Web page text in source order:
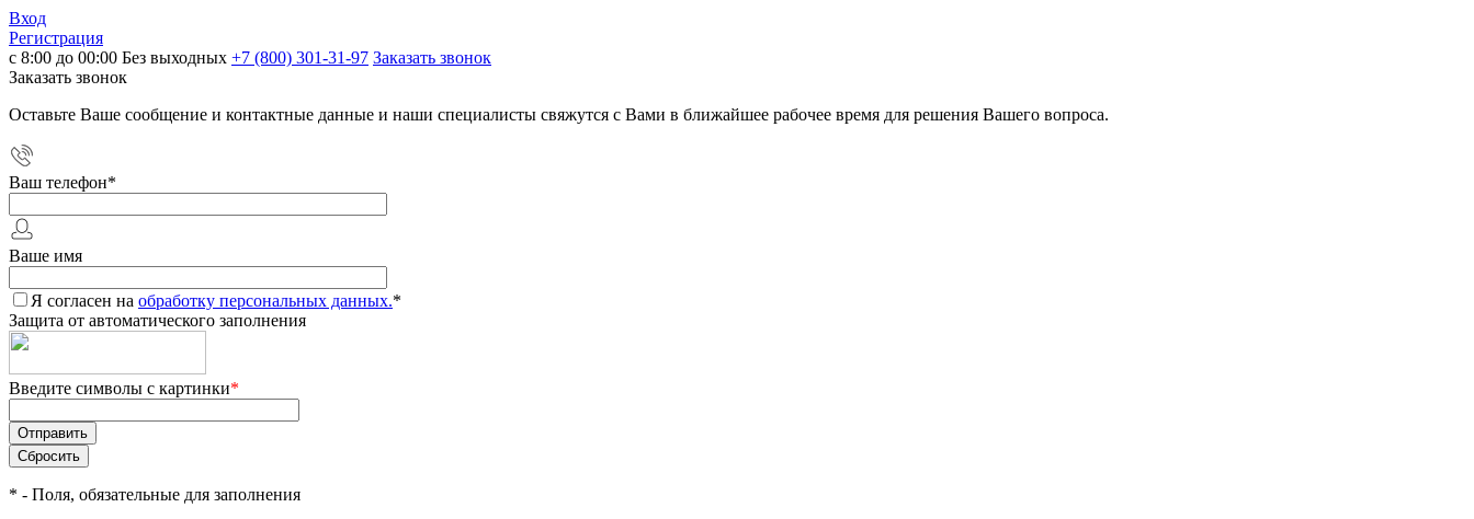
Вход
Регистрация
с 8:00 до 00:00 Без выходных +7 (800) 301-31-97 Заказать звонок
Заказать звонок
Оставьте Ваше сообщение и контактные данные и наши специалисты свяжутся с Вами в ближайшее рабочее время для решения Вашего вопроса.
Ваш телефон*
Ваше имя
Я согласен на обработку персональных данных.*
Защита от автоматического заполнения
Введите символы с картинки*
* - Поля, обязательные для заполнения